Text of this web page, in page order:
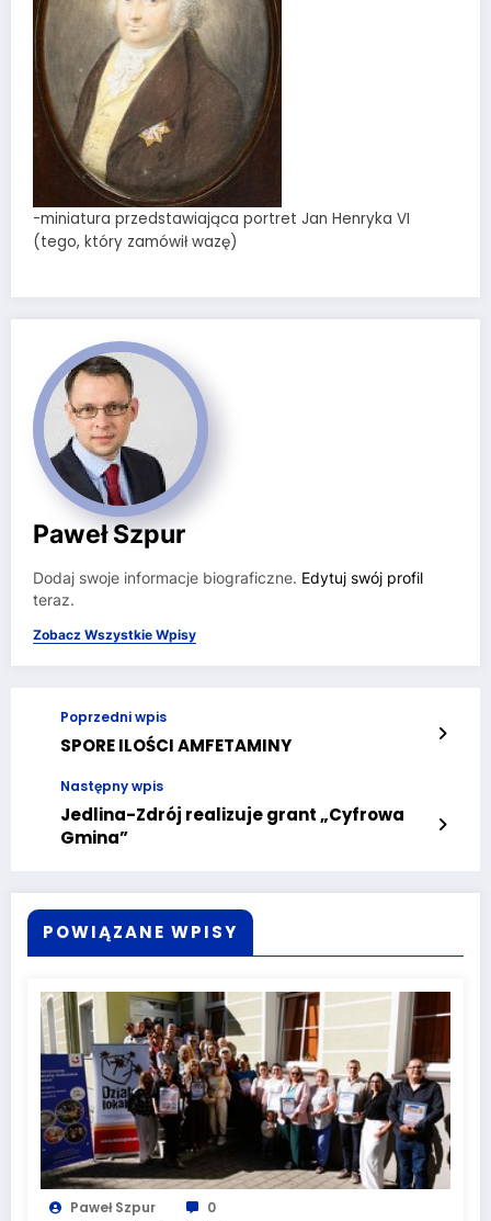
-miniatura przedstawiająca portret Jan Henryka VI
(tego, który zamówił wazę)
Paweł Szpur
Dodaj swoje informacje biograficzne. Edytuj swój profil
teraz.
Zobacz Wszystkie Wpisy
Poprzedni wpis
SPORE ILOŚCI AMFETAMINY
Następny wpis
Jedlina-Zdrój realizuje grant „Cyfrowa
Gmina”
POWIĄZANE WPISY
Paweł Szpur 0